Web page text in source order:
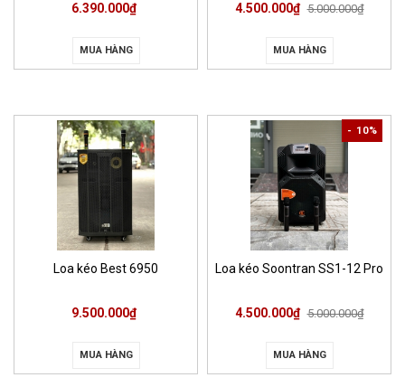
6.390.000₫
MUA HÀNG
4.500.000₫ 5.000.000₫
MUA HÀNG
Loa kéo Best 6950
9.500.000₫
MUA HÀNG
- 10%
Loa kéo Soontran SS1-12 Pro
4.500.000₫ 5.000.000₫
MUA HÀNG